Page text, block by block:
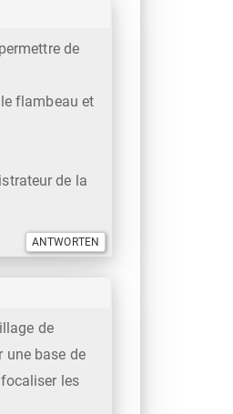
de
flambeau et
de la
de
une base de
les